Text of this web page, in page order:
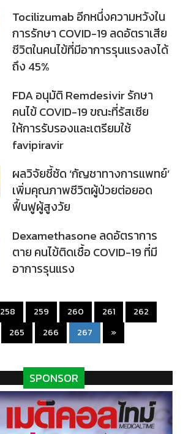
Tocilizumab อีกหนึ่งความหวังใน
การรักษา COVID-19 ลดอัตราเสีย
ชีวิตในคนไข้ที่มีอาการรุนแรงลงได้
ถึง 45%
FDA อนุมัติ Remdesivir รักษา
คนไข้ COVID-19 ขณะที่รัสเซีย
ให้การรับรองและเตรียมใช้
favipiravir
ผลวิจัยชี้ชัด ‘กัญชาทางการแพทย์’
เพิ่มคุณภาพชีวิตผู้ป่วยต่อยอด
ฟื้นฟูผู้สูงวัย
Dexamethasone ลดอัตราการ
ตาย คนไข้ติดเชื้อ COVID-19 ที่มี
อาการรุนแรง
258 259 260 261
262
265 266 267 (current)
»
SPONSOR